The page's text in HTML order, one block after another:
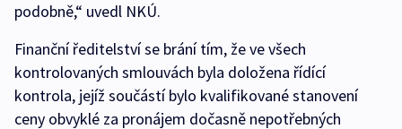
podobně,“ uvedl NKÚ.
Finanční ředitelství se brání tím, že ve všech
kontrolovaných smlouvách byla doložena řídící
kontrola, jejíž součástí bylo kvalifikované stanovení
ceny obvyklé za pronájem dočasně nepotřebných